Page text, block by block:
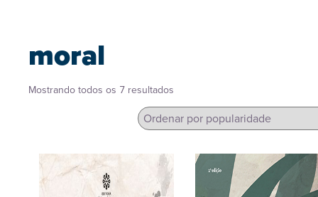
moral
Mostrando todos os 7 resultados
popularidade